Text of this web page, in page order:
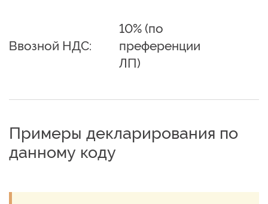
Ввозной НДС:
10% (по
преференции
ЛП)
Примеры декларирования по
данному коду